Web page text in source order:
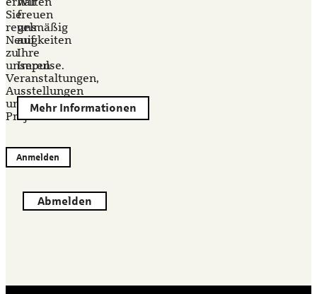
Sie
regelmäßig
Neuigkeiten
zu
unseren
Veranstaltungen,
Ausstellungen
und
Projekten.
Anmelden
Abmelden
freuen
uns
auf
Ihre
Impulse.
Mehr Informationen